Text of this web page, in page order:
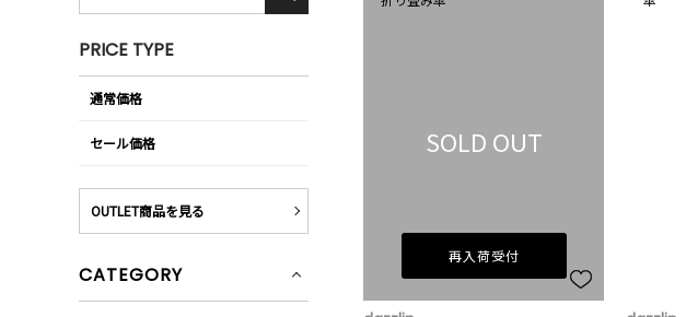
SOLD OUT
再入荷受付
PRICE TYPE
通常価格
セール価格
OUTLET商品を見る
CATEGORY